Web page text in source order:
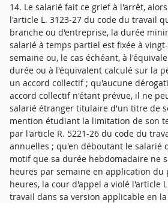
14. Le salarié fait ce grief à l'arrêt,
l'article L. 3123-27 du code du travail
branche ou d'entreprise, la durée
salarié à temps partiel est fixée à
semaine ou, le cas échéant, à
durée ou à l'équivalent calculé sur la
un accord collectif ; qu'aucune
accord collectif n'étant prévue, il ne
salarié étranger titulaire d'un titre de
mention étudiant la limitation de son
par l'article R. 5221-26 du code du
annuelles ; qu'en déboutant le salarié
motif que sa durée hebdomadaire ne
heures par semaine en application du
heures, la cour d'appel a violé l'article
travail dans sa version applicable en la